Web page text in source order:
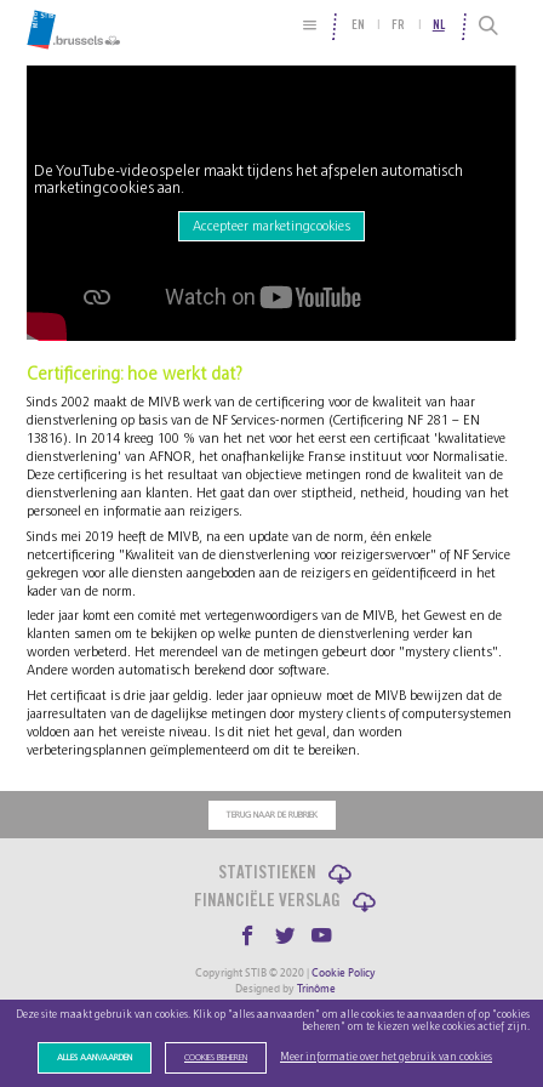
EN FR NL
De YouTube-videospeler maakt tijdens het afspelen automatisch
marketingcookies aan.
Accepteer marketingcookies
Certificering: hoe werkt dat?
Sinds 2002 maakt de MIVB werk van de certificering voor de kwaliteit van haar
dienstverlening op basis van de NF Services-normen (Certificering NF 281 – EN
13816). In 2014 kreeg 100 % van het net voor het eerst een certificaat 'kwalitatieve
dienstverlening' van AFNOR, het onafhankelijke Franse instituut voor Normalisatie.
Deze certificering is het resultaat van objectieve metingen rond de kwaliteit van de
dienstverlening aan klanten. Het gaat dan over stiptheid, netheid, houding van het
personeel en informatie aan reizigers.
Sinds mei 2019 heeft de MIVB, na een update van de norm, één enkele
netcertificering "Kwaliteit van de dienstverlening voor reizigersvervoer" of NF Service
gekregen voor alle diensten aangeboden aan de reizigers en geïdentificeerd in het
kader van de norm.
Ieder jaar komt een comité met vertegenwoordigers van de MIVB, het Gewest en de
klanten samen om te bekijken op welke punten de dienstverlening verder kan
worden verbeterd. Het merendeel van de metingen gebeurt door "mystery clients".
Andere worden automatisch berekend door software.
Het certificaat is drie jaar geldig. Ieder jaar opnieuw moet de MIVB bewijzen dat de
jaarresultaten van de dagelijkse metingen door mystery clients of computersystemen
voldoen aan het vereiste niveau. Is dit niet het geval, dan worden
verbeteringsplannen geïmplementeerd om dit te bereiken.
TERUG NAAR DE RUBRIEK
STATISTIEKEN
FINANCIËLE VERSLAG
Copyright STIB © 2020 | Cookie Policy
Designed by Trinôme
Deze site maakt gebruik van cookies. Klik op "alles aanvaarden" om alle cookies te aanvaarden of op "cookies
beheren" om te kiezen welke cookies actief zijn.
ALLES AANVAARDEN COOKIES BEHEREN Meer informatie over het gebruik van cookies